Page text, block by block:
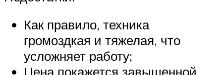
Как правило, техника
громоздкая и тяжелая, что
усложняет работу;
Цена покажется завышенной,